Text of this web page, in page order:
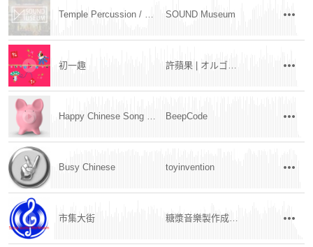
Temple Percussion / 廟宇擊樂 SOUND Museum
初一趣 許蘋果 | オルゴール
Happy Chinese Song / 快樂的中國歌曲 BeepCode
Busy Chinese toyinvention
市集大街 糖漿音樂製作成音團隊